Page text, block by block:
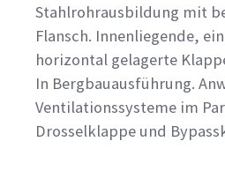
Stahlrohrausbildung mit
Flansch. Innenliegende,
horizontal gelagerte
In Bergbauausführung.
Ventilationssysteme im
Drosselklappe und